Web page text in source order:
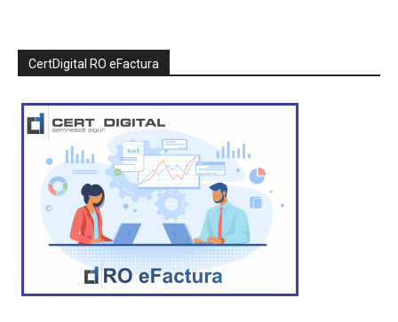
CertDigital RO eFactura